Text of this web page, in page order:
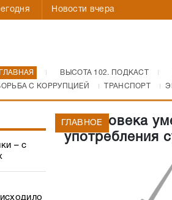
Новости вчера
ГЛАВНАЯ ВЫСОТА 102. ПОДКАСТ
С КОРРУПЦИЕЙ
ТРАНСПОРТ
– с
37 человека
употребления
ГЛАВНОЕ